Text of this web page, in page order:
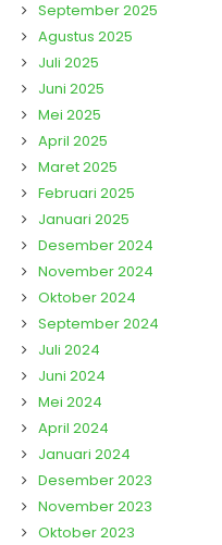
September 2025
Agustus 2025
Juli 2025
Juni 2025
Mei 2025
April 2025
Maret 2025
Februari 2025
Januari 2025
Desember 2024
November 2024
Oktober 2024
September 2024
Juli 2024
Juni 2024
Mei 2024
April 2024
Januari 2024
Desember 2023
November 2023
Oktober 2023